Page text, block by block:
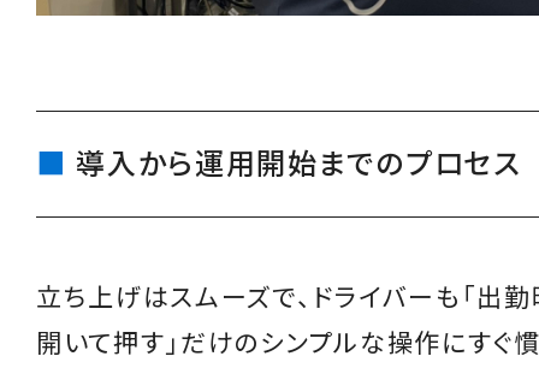
導入から運用開始までのプロセス
立ち上げはスムーズで、ドライバーも「出
開いて押す」だけのシンプルな操作にすぐ